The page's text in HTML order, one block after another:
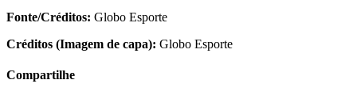
Fonte/Créditos: Globo Esporte
Créditos (Imagem de capa): Globo Esporte
Compartilhe